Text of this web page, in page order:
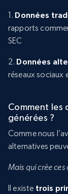
1. Données
rapports
SEC
2. Données
réseaux sociaux
Comment les
générées ?
Comme nous
alternatives
Mais qui crée ces
Il existe trois